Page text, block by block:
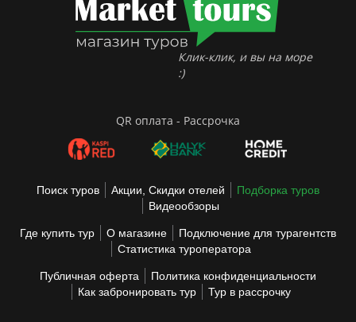
Клик-клик, и вы на море
:)
QR оплата - Рассрочка
Поиск туров Акции, Скидки отелей
Подборка туров
Видеообзоры
Где купить тур О магазине
Подключение для турагентств
Статистика туроператора
Публичная оферта
Политика конфиденциальности
Как забронировать тур
Тур в рассрочку